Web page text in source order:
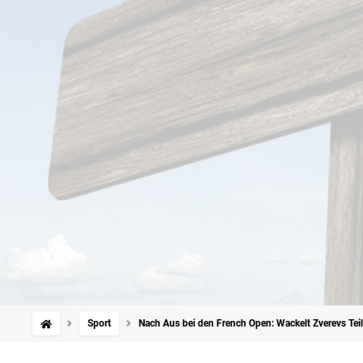
Sport Nach Aus bei den French Open: Wackelt Zverevs